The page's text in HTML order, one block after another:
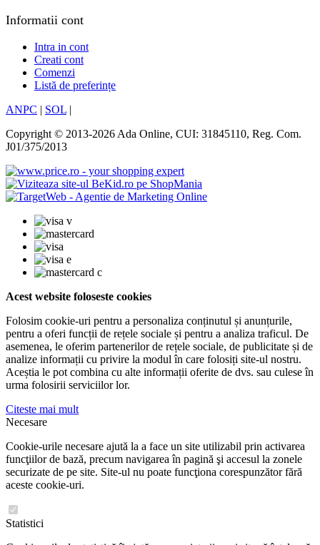
Informatii cont
Intra in cont
Creati cont
Comenzi
Listă de preferințe
ANPC | SOL |
Copyright © 2013-2026 Ada Online, CUI: 31845110, Reg. Com.
J01/375/2013
Acest website foloseste cookies
Folosim cookie-uri pentru a personaliza conținutul și anunțurile,
pentru a oferi funcții de rețele sociale și pentru a analiza traficul. De
asemenea, le oferim partenerilor de rețele sociale, de publicitate și de
analize informații cu privire la modul în care folosiți site-ul nostru.
Aceștia le pot combina cu alte informații oferite de dvs. sau culese în
urma folosirii serviciilor lor.
Citeste mai mult
Necesare
Cookie-urile necesare ajută la a face un site utilizabil prin activarea
funcţiilor de bază, precum navigarea în pagină şi accesul la zonele
securizate de pe site. Site-ul nu poate funcţiona corespunzător fără
aceste cookie-uri.
Statistici